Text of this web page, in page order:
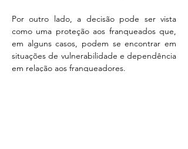
Por outro lado, a decisão pode ser vista
como uma proteção aos franqueados que,
em alguns casos, podem se encontrar em
situações de vulnerabilidade e dependência
em relação aos franqueadores.